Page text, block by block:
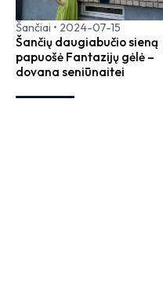
Šančiai • 2024-07-15
Šančių daugiabučio sieną
papuošė Fantazijų gėlė –
dovana seniūnaitei